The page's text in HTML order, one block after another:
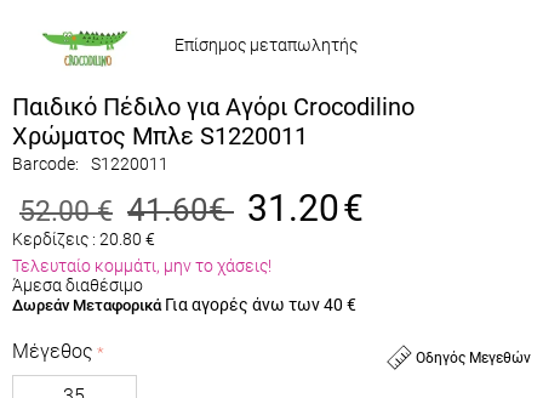
Επίσημος μεταπωλητής
Παιδικό Πέδιλο για Αγόρι Crocodilino
Χρώματος Μπλε S1220011
Barcode: S1220011
52.00 € 41.60€ 31.20€
Κερδίζεις : 20.80 €
Τελευταίο κομμάτι, μην το χάσεις!
Άμεσα διαθέσιμο
Δωρεάν Μεταφορικά Για αγορές άνω των 40 €
Οδηγός Μεγεθών
Μέγεθος